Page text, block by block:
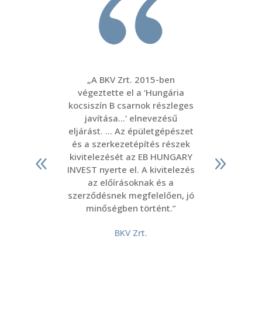
„A BKV Zrt. 2015-ben
végeztette el a ‘Hungária
kocsiszín B csarnok részleges
javítása…’ elnevezésű
eljárást. … Az épületgépészet
és a szerkezetépítés részek
kivitelezését az EB HUNGARY
INVEST nyerte el. A kivitelezés
az előírásoknak és a
szerződésnek megfelelően, jó
minőségben történt.”